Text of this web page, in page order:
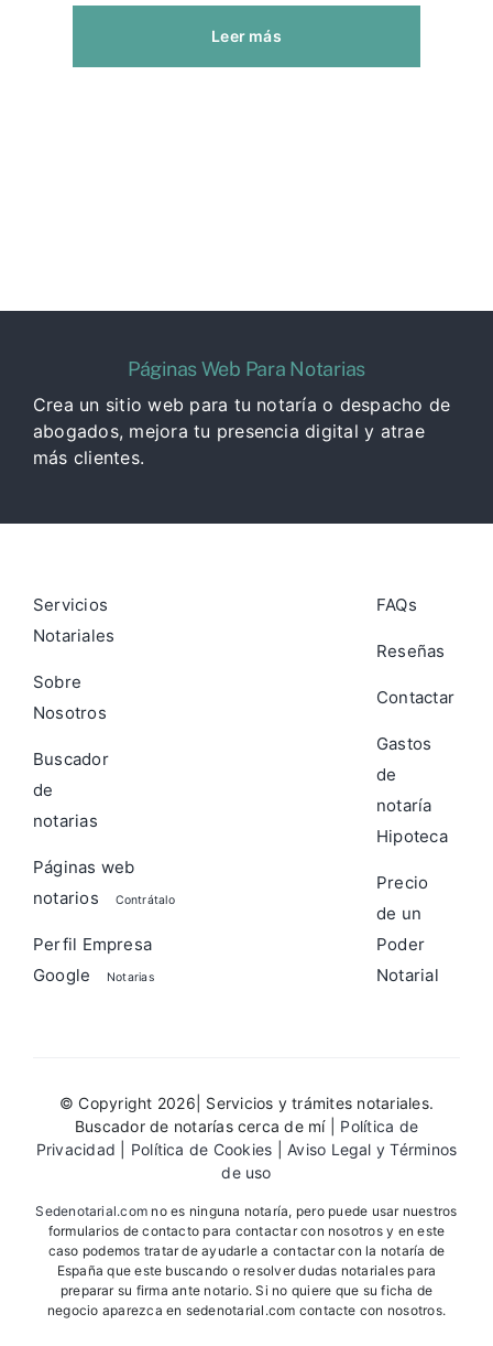
Leer más
Páginas Web Para Notarias
Crea un sitio web para tu notaría o despacho de
abogados, mejora tu presencia digital y atrae
más clientes.
Servicios
Notariales
Sobre
Nosotros
Buscador
de
notarias
Páginas web
notarios
Contrátalo
Perfil Empresa
Google
Notarias
FAQs
Reseñas
Contactar
Gastos
de
notaría
Hipoteca
Precio
de un
Poder
Notarial
© Copyright 2026| Servicios y trámites notariales.
Buscador de notarías cerca de mí | Política de
Privacidad
Política de Cookies |Aviso Legal y Términos
de uso
Sedenotarial.com no es ninguna notaría, pero puede usar nuestros
formularios de contacto para contactar con nosotros y en este
caso podemos tratar de ayudarle a contactar con la notaría de
España que este buscando o resolver dudas notariales para
preparar su firma ante notario. Si no quiere que su ficha de
negocio aparezca en sedenotarial.com contacte con nosotros.